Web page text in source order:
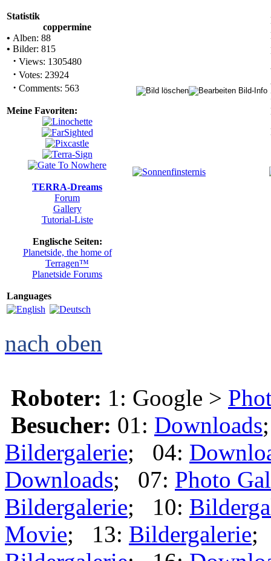
Statistik
coppermine
• Alben: 88
• Bilder: 815
· Views: 1305480
· Votes: 23924
· Comments: 563
Meine Favoriten:
TERRA-Dreams
Forum
Gallery
Tutorial-Liste
Englische Seiten:
Planetside, the home of
Terragen™
Planetside Forums
Languages
nach oben
Roboter: 1: Google >
Besucher: 01: Downloads
Bildergalerie; 04:
Downloads; 07: Photo
Bildergalerie; 10:
Movie; 13: Bildergalerie;